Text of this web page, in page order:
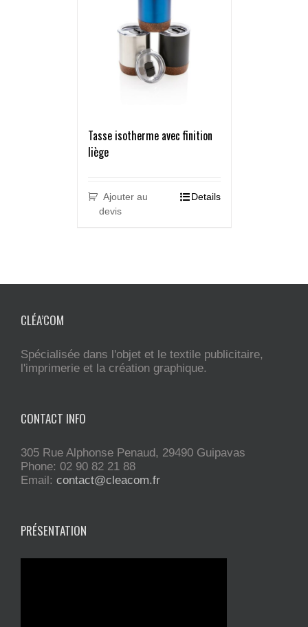
Tasse isotherme avec finition
liège
Ajouter au
devis
Details
CLÉA’COM
Spécialisée dans l'objet et le textile publicitaire,
l'imprimerie et la création graphique.
CONTACT INFO
305 Rue Alphonse Penaud, 29490 Guipavas
Phone: 02 90 82 21 88
Email: contact@cleacom.fr
PRÉSENTATION